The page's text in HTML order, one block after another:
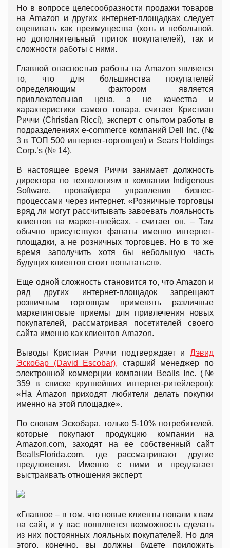
Но в вопросе целесообразности продажи товаров
на Amazon и других интернет-площадках следует
оценивать как преимущества (хоть и небольшой,
но дополнительный приток покупателей), так и
сложности работы с ними.
Главной опасностью работы на Amazon является
то, что для большинства покупателей
определяющим фактором является
привлекательная цена, а не качества и
характеристики самого товара, считает Кристиан
Риччи (Christian Ricci), эксперт с опытом работы в
подразделениях e-commerce компаний Dell Inc. (№
3 в ТОП 500 интернет-торговцев) и Sears Holdings
Corp.’s (№ 14).
В настоящее время Риччи занимает должность
директора по технологиям в компании Indigenous
Software, провайдера управления бизнес-
процессами через интернет. «Розничные торговцы
вряд ли могут рассчитывать завоевать лояльность
клиентов на маркет-плейсах, - считает он. – Там
обычно присутствуют фанаты именно интернет-
площадки, а не розничных торговцев. Но в то же
время заполучить хотя бы небольшую часть
будущих клиентов стоит попытаться».
Еще одной сложность становится то, что Amazon и
ряд других интернет-площадок запрещают
розничным торговцам применять различные
маркетинговые приемы для привлечения новых
покупателей, рассматривая посетителей своего
сайта именно как клиентов Amazon.
Выводы Кристиан Риччи подтверждает и Дэвид
Эскобар (David Escobar), старший менеджер по
электронной коммерции компании Bealls Inc. (№
359 в списке крупнейших интернет-ритейлеров):
«На Amazon приходят любители делать покупки
именно на этой площадке».
По словам Эскобара, только 5-10% потребителей,
которые покупают продукцию компании на
Amazon.com, заходят на ее собственный сайт
BeallsFlorida.com, где рассматривают другие
предложения. Именно с ними и предлагает
выстраивать отношения эксперт.
«Главное – в том, что новые клиенты попали к вам
на сайт, и у вас появляется возможность сделать
из них постоянных лояльных покупателей. Но для
этого, конечно, вы должны будете приложить